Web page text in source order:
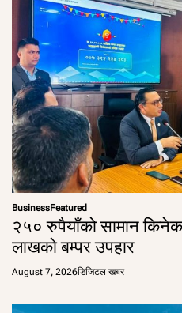
BusinessFeatured
२५० रुपैयाँको सामान
लाखको बम्पर उपहार
August 7, 2026डिजिटल खबर